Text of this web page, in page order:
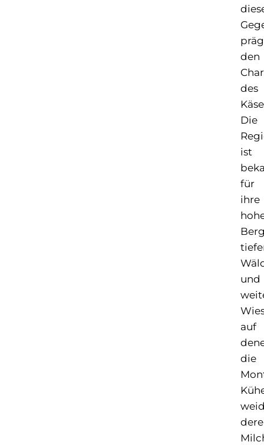
den
des
Die
ist
für
ihre
und
auf
die